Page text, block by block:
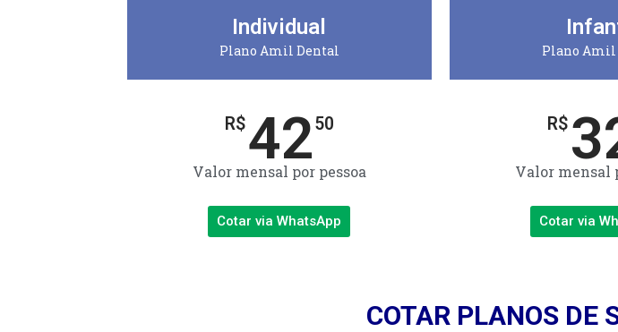
Individual
Plano Amil Dental
R$4250
Valor mensal por pessoa
Cotar via WhatsApp
Plano Amil
R$
Valor mensal
Cotar via
COTAR PLANOS DE